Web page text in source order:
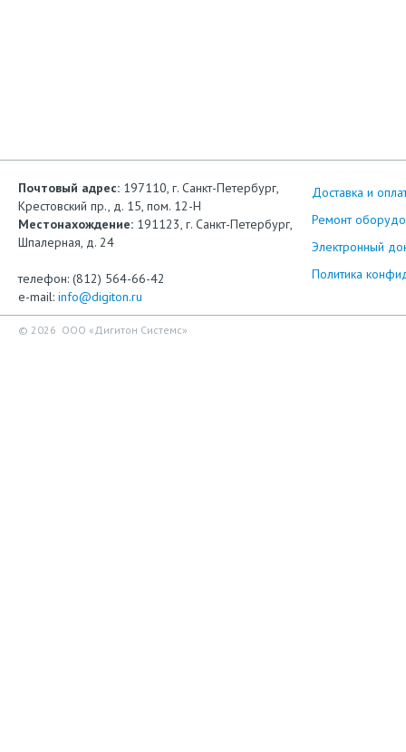
Почтовый адрес: 197110, г. Санкт-Петербург,
Крестовский пр., д. 15, пом. 12-Н
Местонахождение: 191123, г. Санкт-Петербург,
Шпалерная, д. 24
телефон: (812) 564-66-42
e-mail: info@digiton.ru
Доставка и
Ремонт
Электронный
Политика
© 2026 ООО «Дигитон Системс»